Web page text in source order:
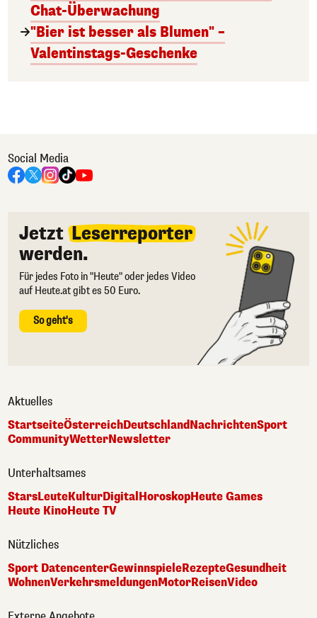
Chat-Überwachung
"Bier ist besser als Blumen" –
Valentinstags-Geschenke
Social Media
Jetzt Leserreporter
werden.
Für jedes Foto in "Heute" oder jedes Video
auf Heute.at gibt es 50 Euro.
So geht's
Aktuelles
StartseiteÖsterreichDeutschlandNachrichtenSport
CommunityWetterNewsletter
Unterhaltsames
StarsLeuteKulturDigital HoroskopHeute Games
Heute KinoHeute TV
Nützliches
Sport DatencenterGewinnspieleRezepteGesundheit
WohnenVerkehrsmeldungenMotorReisenVideo